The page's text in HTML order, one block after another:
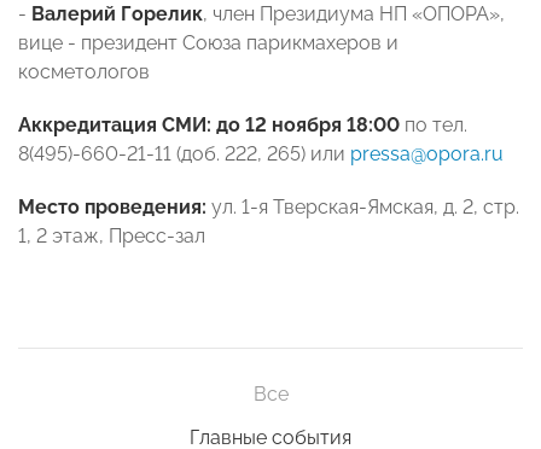
- Валерий Горелик, член Президиума НП «ОПОРА»,
вице - президент Союза парикмахеров и
косметологов
Аккредитация СМИ: до 12 ноября 18:00 по тел.
8(495)-660-21-11 (доб. 222, 265) или pressa@opora.ru
Место проведения: ул. 1-я Тверская-Ямская, д. 2, стр.
1, 2 этаж, Пресс-зал
Все
Главные события